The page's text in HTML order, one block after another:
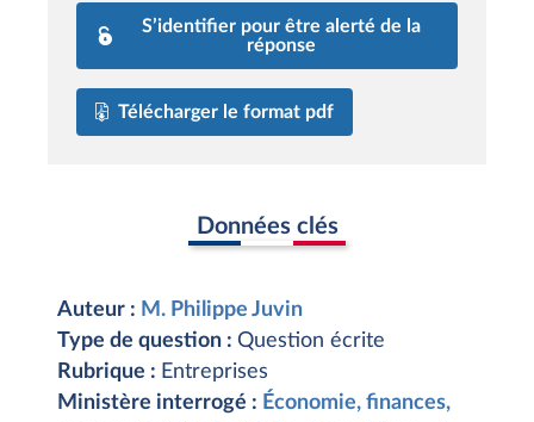
S’identifier pour être alerté de la
réponse
Télécharger le format pdf
Données clés
Auteur : M. Philippe Juvin
Type de question : Question écrite
Rubrique : Entreprises
Ministère interrogé : Économie, finances,